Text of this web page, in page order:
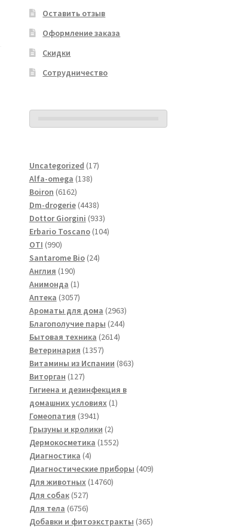
Оставить отзыв
Оформление заказа
Скидки
Сотрудничество
Uncategorized 1717
Alfa-omega 138138
Boiron 61626162
товара
Dm-drogerie 44384438
товаров
Dottor Giorgini 933933
товара
Erbario Toscano 104104
OTI 990990
товаров
Santarome Bio 2424
Англия 190190
товаров
Анимонда 11
товар
Аптека 30573057
товаров
Ароматы для дома 29632963
товара
Благополучие пары 244244
Бытовая техника 26142614
Ветеринария 13571357
товаров
Витамины из Испании 863863
Виторган 127127
товаров
Гигиена и дезинфекция в
домашних условиях 11
Гомеопатия 39413941
товар
Грызуны и кролики 22
товара
Дермокосметика 15521552
Диагностика 44
товара
Диагностические приборы 409409
Для животных 1476014760
Для собак 527527
товаров
Для тела 67566756
товаров
Добавки и фитоэкстракты 365365